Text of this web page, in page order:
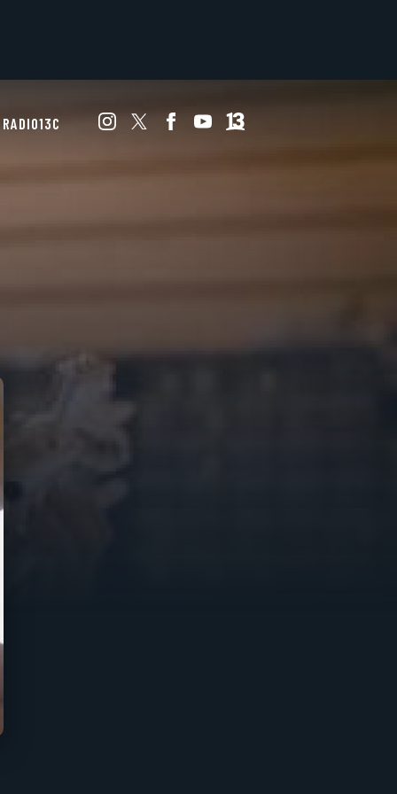
RADIO13C